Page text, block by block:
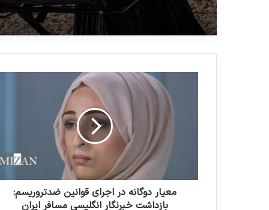
معیار دوگانه در اجرای قوانین ضدتروریسم:
بازداشت خبرنگار انگلیسی مسافر ایران